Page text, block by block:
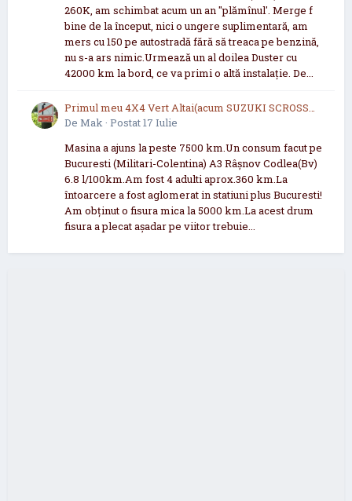
260K, am schimbat acum un an "plămînul'. Merge f
bine de la început, nici o ungere suplimentară, am
mers cu 150 pe autostradă fără să treaca pe benzină,
nu s-a ars nimic.Urmează un al doilea Duster cu
42000 km la bord, ce va primi o altă instalație. De...
Primul meu 4X4 Vert Altai(acum SUZUKI SCROSS
2021 now 2026
De Mak· Postat17 Iulie
Masina a ajuns la peste 7500 km.Un consum facut pe
Bucuresti (Militari-Colentina) A3 Râșnov Codlea(Bv)
6.8 l/100km.Am fost 4 adulti aprox.360 km.La
întoarcere a fost aglomerat in statiuni plus Bucuresti!
Am obținut o fisura mica la 5000 km.La acest drum
fisura a plecat așadar pe viitor trebuie...